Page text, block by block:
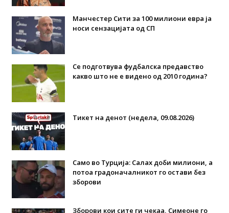
Манчестер Сити за 100 милиони евра ја
носи сензацијата од СП
Се подготвува фудбалска предавство
какво што не е видено од 2010 година?
Тикет на денот (недела, 09.08.2026)
Само во Турција: Салах доби милиони, а
потоа градоначалникот го остави без
зборови
Зборови кои сите ги чекаа, Симеоне го